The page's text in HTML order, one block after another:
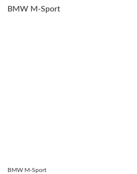
BMW M-Sport
BMW M-Sport